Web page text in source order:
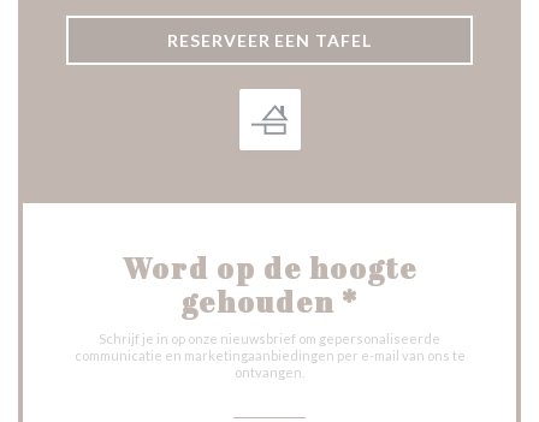
RESERVEER EEN TAFEL
Word op de hoogte
gehouden *
Schrijf je in op onze nieuwsbrief om gepersonaliseerde
communicatie en marketingaanbiedingen per e-mail van ons te
ontvangen.